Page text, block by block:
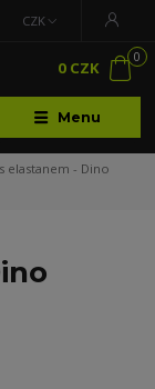
Menu
CZK
0
0 CZK
elastanem - Dino